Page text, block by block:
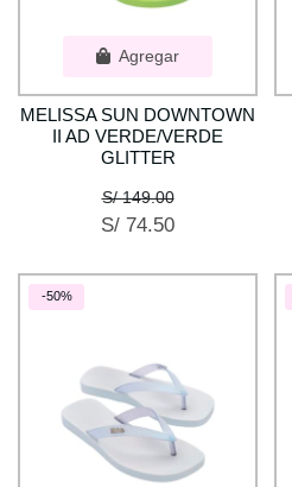
Agregar
MELISSA SUN DOWNTOWN
II AD VERDE/VERDE
GLITTER
S/ 149.00
S/ 74.50
-50%